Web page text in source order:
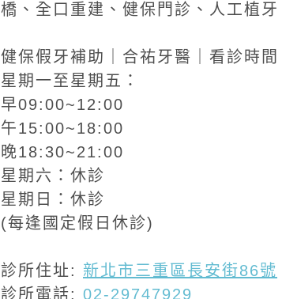
橋、全口重建、健保門診、人工植牙
健保假牙補助｜合祐牙醫｜看診時間
星期一至星期五：
早09:00~12:00
午15:00~18:00
晚18:30~21:00
星期六：休診
星期日：休診
(每逢國定假日休診)
診所住址: 新北市三重區長安街86號
診所電話: 02-29747929